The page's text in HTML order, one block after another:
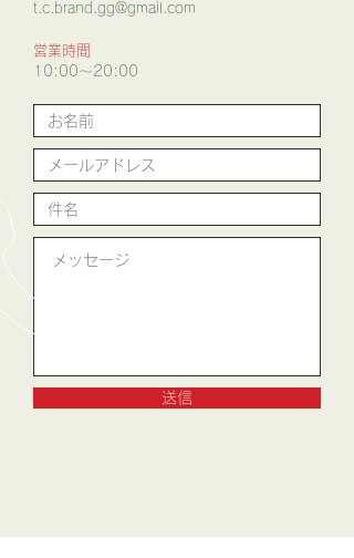
t.c.brand.gg@gmail.com
営業時間
10:00～20:00
送信